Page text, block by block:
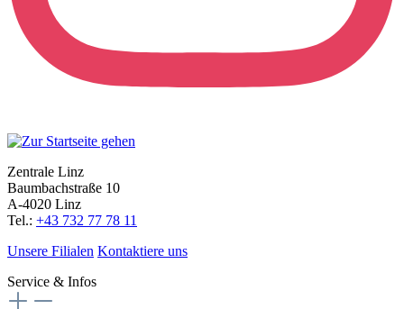
Zentrale Linz
Baumbachstraße 10
A-4020 Linz
Tel.: +43 732 77 78 11
Unsere Filialen Kontaktiere uns
Service & Infos